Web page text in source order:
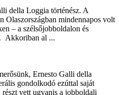
della Loggia történész. A
Olaszországban mindennapos volt
– a szélsőjobboldalon és
Akkoriban al ...
Ernesto Galli della
gondolkodó ezúttal saját
részt vett ugyanis a jobboldali